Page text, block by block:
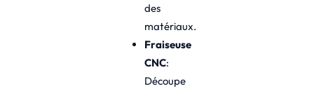
des
matériaux.
Fraiseuse
CNC:
Découpe